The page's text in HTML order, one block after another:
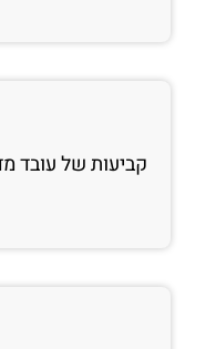
קביעות של עובד